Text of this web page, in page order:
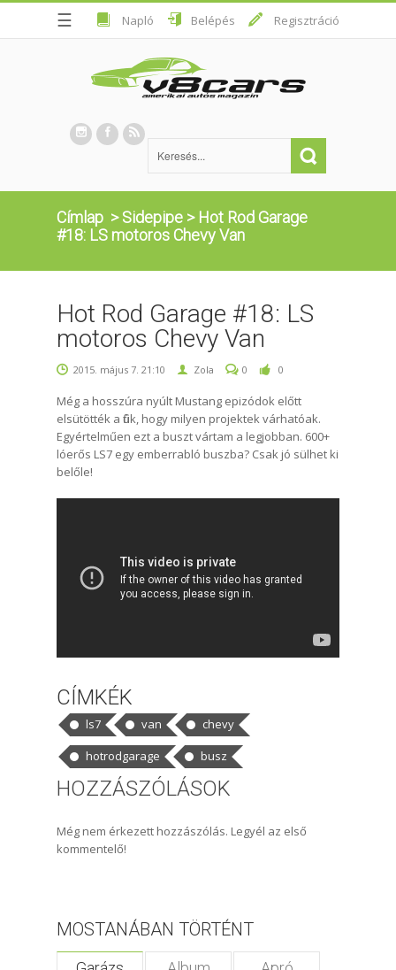
☰ Napló Belépés Regisztráció
Címlap >Sidepipe > Hot Rod Garage
#18: LS motoros Chevy Van
Hot Rod Garage #18: LS
motoros Chevy Van
2015. május 7. 21:10 Zola 0 0
Még a hosszúra nyúlt Mustang epizódok előtt
elsütötték a fiúk, hogy milyen projektek várhatóak.
Egyértelműen ezt a buszt vártam a legjobban. 600+
lóerős LS7 egy emberrabló buszba? Csak jó sülhet ki
belőle!
CÍMKÉK
ls7 van
chevy
hotrodgarage
busz
HOZZÁSZÓLÁSOK
Még nem érkezett hozzászólás. Legyél az első
kommentelő!
MOSTANÁBAN TÖRTÉNT